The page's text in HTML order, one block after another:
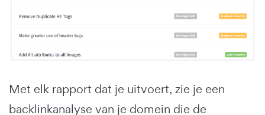
Met elk rapport dat je uitvoert, zie je een
backlinkanalyse van je domein die de